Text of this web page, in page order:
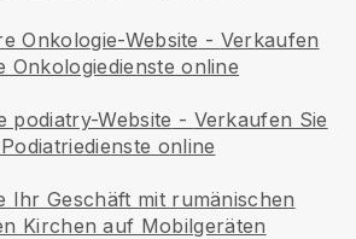
Onkologie-Website - Verkaufen
Onkologiedienste online
podiatry-Website - Verkaufen Sie
online
Ihr Geschäft mit rumänischen
Kirchen auf Mobilgeräten